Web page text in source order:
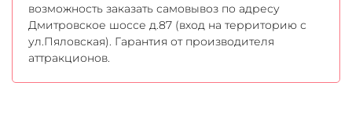
возможность заказать самовывоз по адресу
Дмитровское шоссе д.87 (вход на территорию с
ул.Пяловская). Гарантия от производителя
аттракционов.